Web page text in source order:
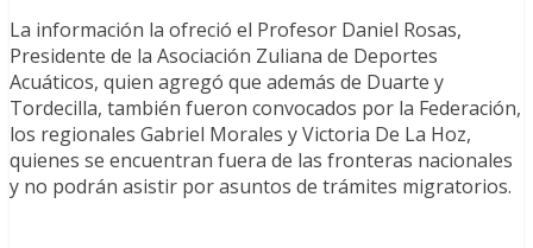
La información la ofreció el Profesor Daniel Rosas,
Presidente de la Asociación Zuliana de Deportes
Acuáticos, quien agregó que además de Duarte y
Tordecilla, también fueron convocados por la Federación,
los regionales Gabriel Morales y Victoria De La Hoz,
quienes se encuentran fuera de las fronteras nacionales
y no podrán asistir por asuntos de trámites migratorios.